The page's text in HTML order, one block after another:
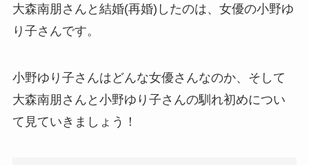
大森南朋さんと結婚(再婚)したのは、女優の小野ゆ
り子さんです。
小野ゆり子さんはどんな女優さんなのか、そして
大森南朋さんと小野ゆり子さんの馴れ初めについ
て見ていきましょう！